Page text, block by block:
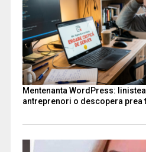
Mentenanta WordPress:
antreprenori o descopera prea